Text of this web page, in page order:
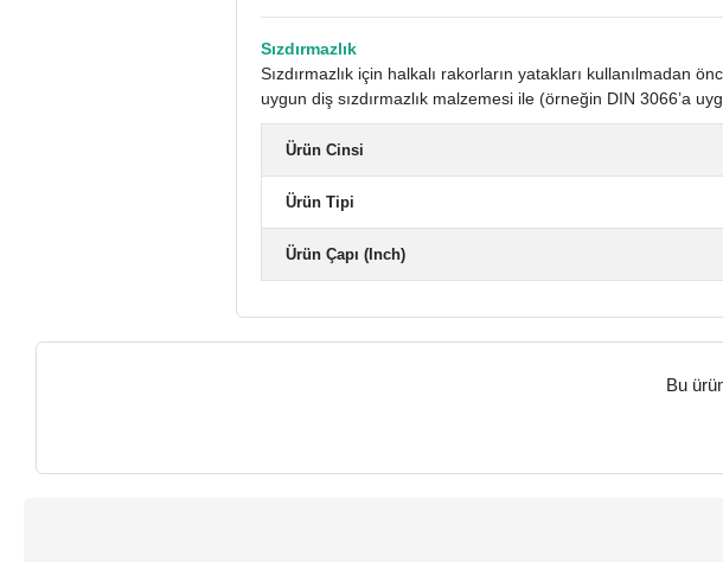
Sızdırmazlık
Sızdırmazlık için halkalı rakorların yatakları kullanılmadan
uygun diş sızdırmazlık malzemesi ile (örneğin DIN 3066’a
Ürün Cinsi
Ürün Tipi
Ürün Çapı (Inch)
Bu